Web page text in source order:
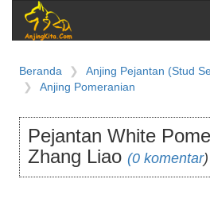
Beranda
Anjing Pejantan (Stud
Anjing Pomeranian
Pejantan White
Zhang Liao (0 komentar)